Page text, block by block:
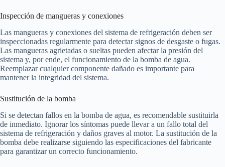
Inspección de mangueras y conexiones
Las mangueras y conexiones del sistema de refrigeración deben ser
inspeccionadas regularmente para detectar signos de desgaste o fugas.
Las mangueras agrietadas o sueltas pueden afectar la presión del
sistema y, por ende, el funcionamiento de la bomba de agua.
Reemplazar cualquier componente dañado es importante para
mantener la integridad del sistema.
Sustitución de la bomba
Si se detectan fallos en la bomba de agua, es recomendable sustituirla
de inmediato. Ignorar los síntomas puede llevar a un fallo total del
sistema de refrigeración y daños graves al motor. La sustitución de la
bomba debe realizarse siguiendo las especificaciones del fabricante
para garantizar un correcto funcionamiento.